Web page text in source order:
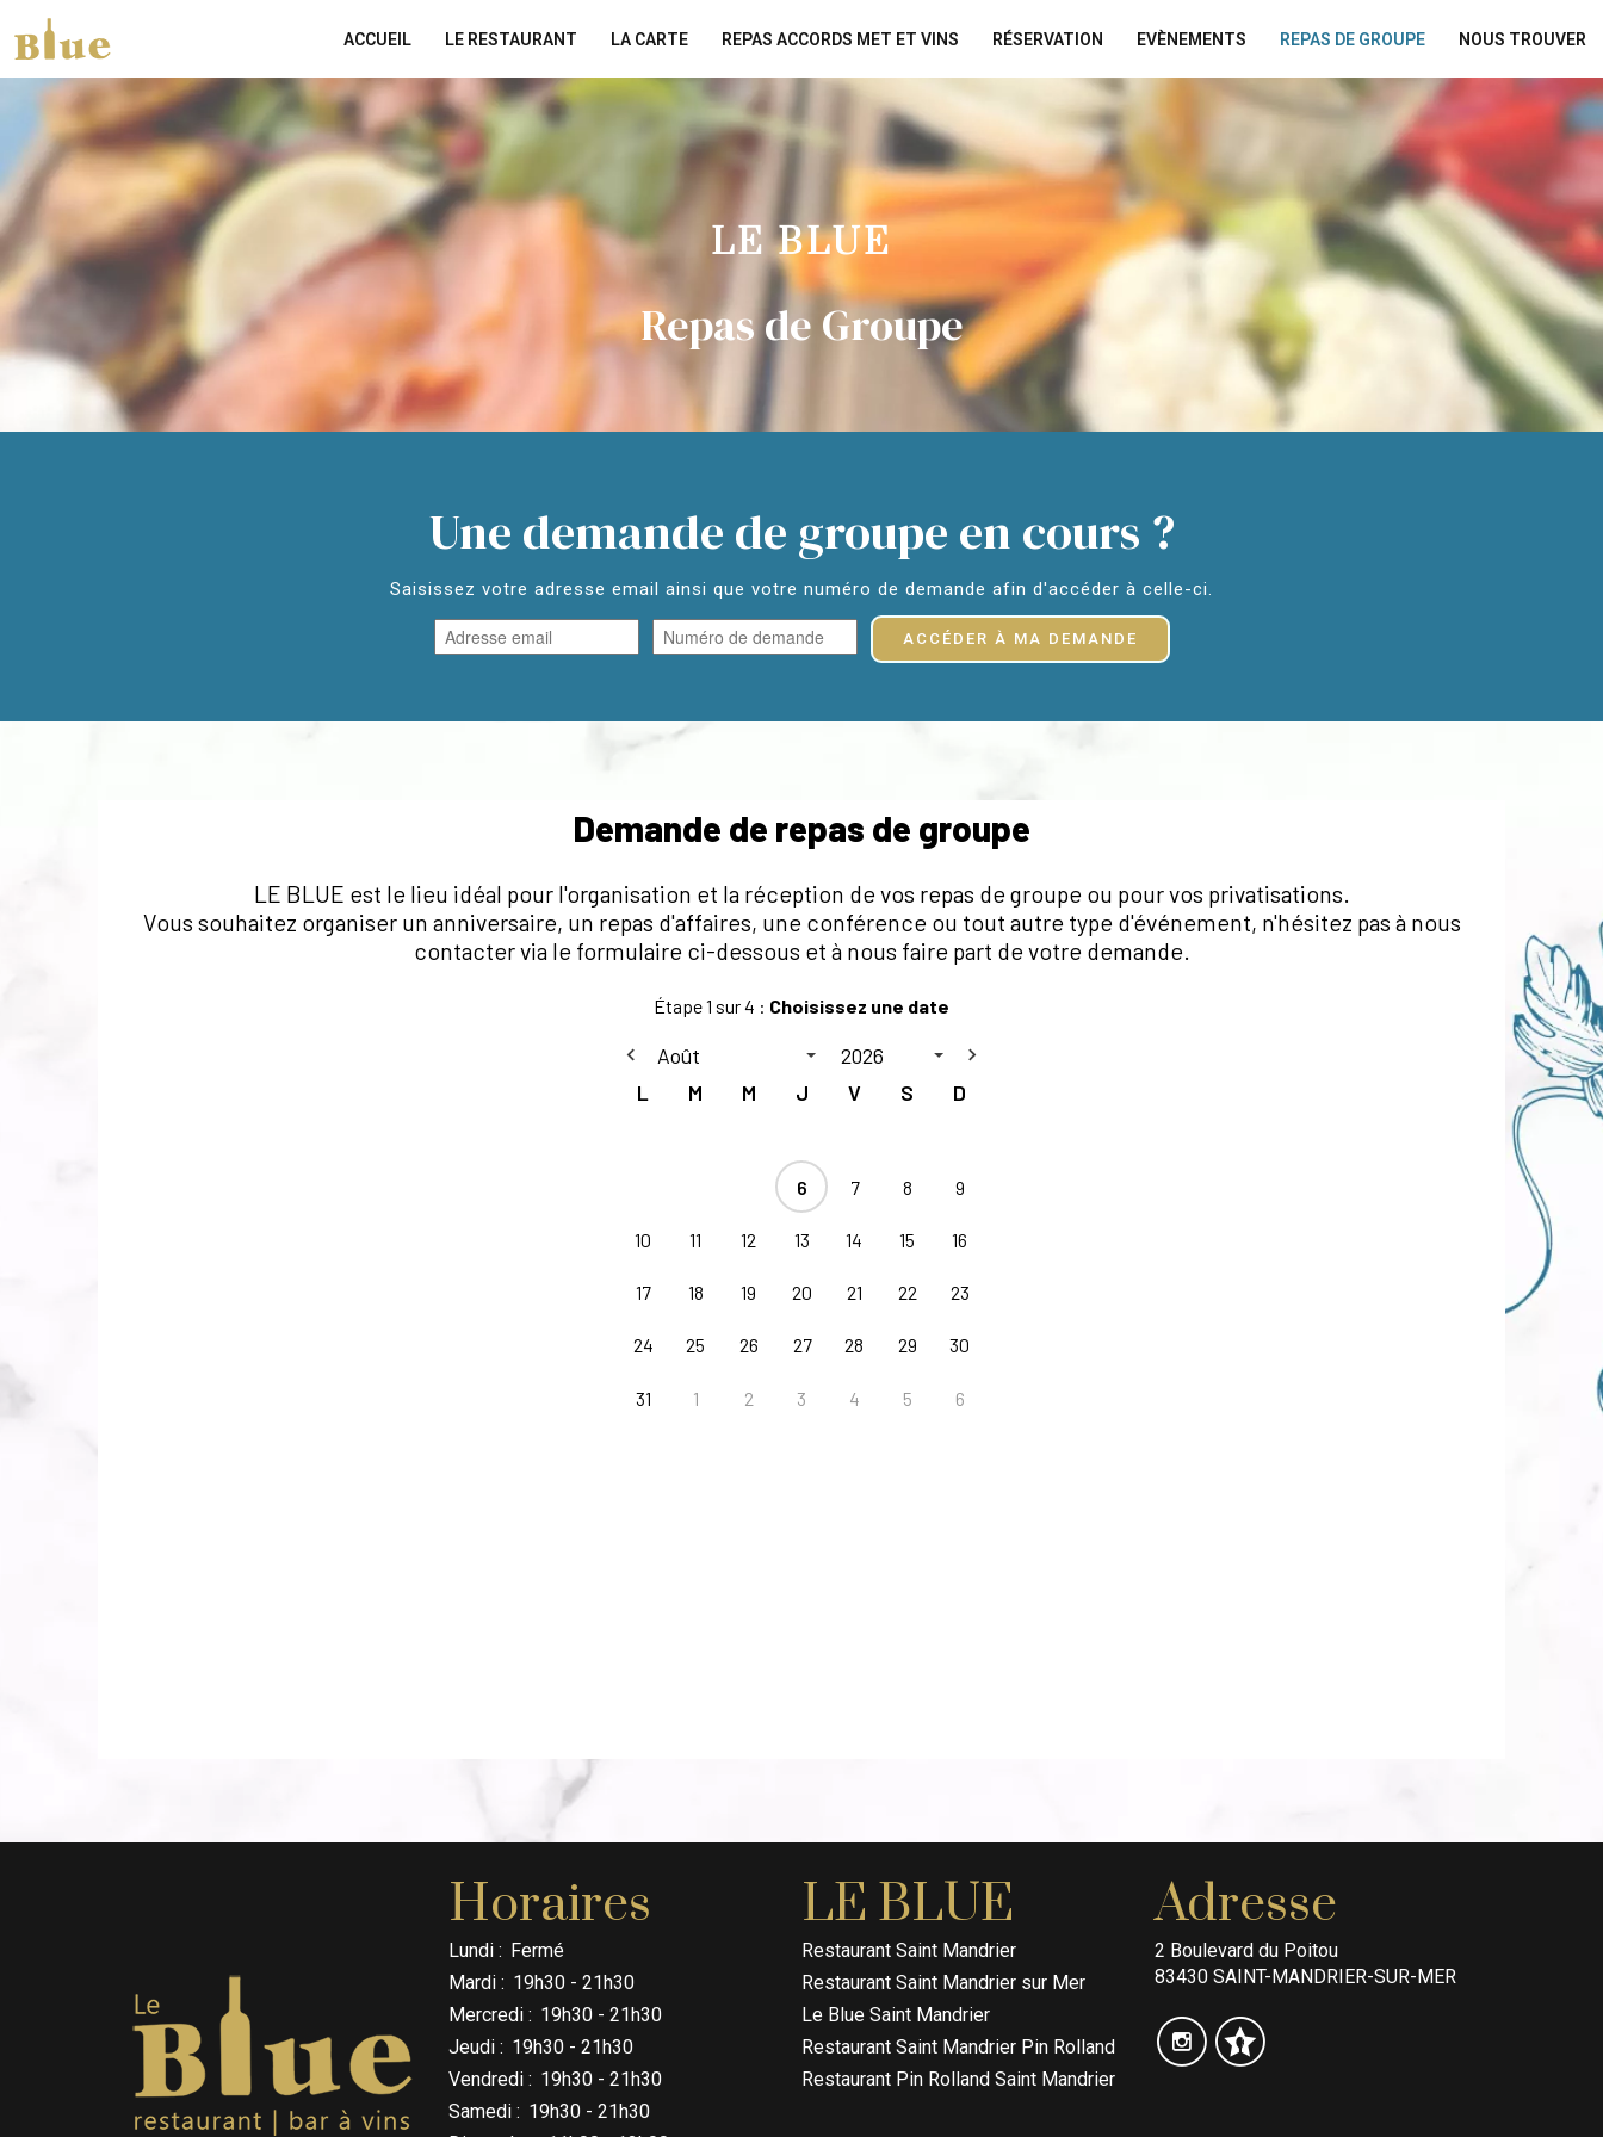
ACCUEIL LE RESTAURANT LA CARTE REPAS ACCORDS MET ET VINS RÉSERVATION EVÈNEMENTS REPAS DE GROUPE NOUS TROUVER
LE BLUE
Repas de Groupe
Une demande de groupe en cours ?
Saisissez votre adresse email ainsi que votre numéro de demande afin d'accéder à celle-ci.
ACCÉDER À MA DEMANDE
Horaires
Lundi : Fermé
Mardi : 19h30 - 21h30
Mercredi : 19h30 - 21h30
Jeudi : 19h30 - 21h30
Vendredi : 19h30 - 21h30
Samedi : 19h30 - 21h30
LE BLUE
Restaurant Saint Mandrier
Restaurant Saint Mandrier sur Mer
Le Blue Saint Mandrier
Restaurant Saint Mandrier Pin Rolland
Restaurant Pin Rolland Saint Mandrier
Adresse
2 Boulevard du Poitou
83430 SAINT-MANDRIER-SUR-MER